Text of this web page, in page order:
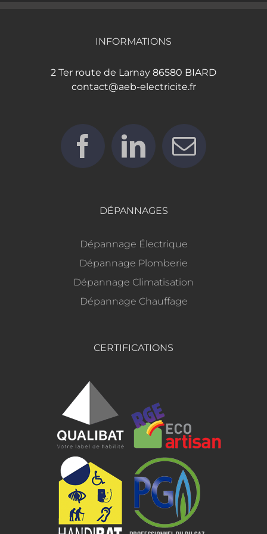
INFORMATIONS
2 Ter route de Larnay 86580 BIARD
contact@aeb-electricite.fr
DÉPANNAGES
Dépannage Électrique
Dépannage Plomberie
Dépannage Climatisation
Dépannage Chauffage
CERTIFICATIONS